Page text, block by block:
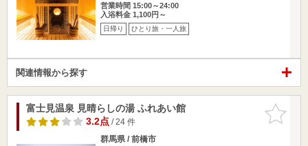
営業時間 15:00～24:00
入浴料金 1,100円～
日帰り ひとり旅・一人旅
関連情報から探す
お気に入
りに追加
富士見温泉 見晴らしの湯 ふれあい館
3.2点/ 24 件
群馬県 / 前橋市